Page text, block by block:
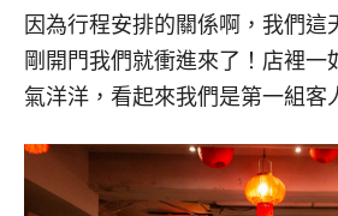
因為行程安排的關係啊，我們這
剛開門我們就衝進來了！店裡一
氣洋洋，看起來我們是第一組客